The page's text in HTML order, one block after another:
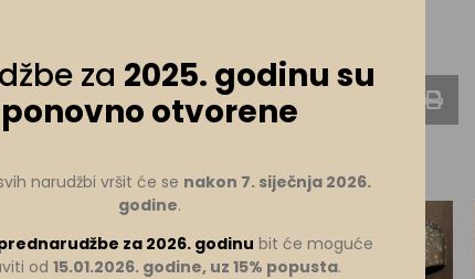
za 2025. godinu su
ponovno otvorene
narudžbi vršit će se nakon 7. siječnja 2026.
godine.
za 2026. godinu bit će moguće
od 15.01.2026. godine, uz 15% popusta.